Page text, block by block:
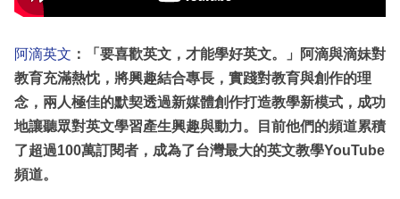
阿滴英文 ：
「要喜歡英文，才能學好英文。」阿滴與滴妹對
教育充滿熱忱，將興趣結合專長，實踐對教育與創作的理
念，兩人極佳的默契透過新媒體創作打造教學新模式，成功
地讓聽眾對英文學習產生興趣與動力。目前他們的頻道累積
了超過100萬訂閱者，成為了台灣最大的英文教學YouTube
頻道。